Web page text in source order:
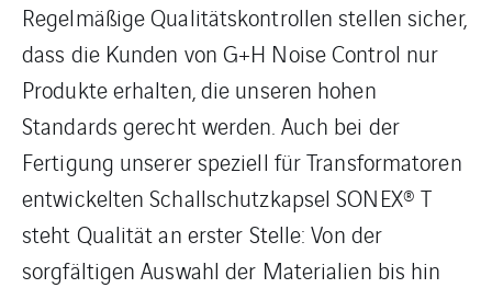
Regelmäßige Qualitätskontrollen stellen sicher,
dass die Kunden von G+H Noise Control nur
Produkte erhalten, die unseren hohen
Standards gerecht werden. Auch bei der
Fertigung unserer speziell für Transformatoren
entwickelten Schallschutzkapsel SONEX® T
steht Qualität an erster Stelle: Von der
sorgfältigen Auswahl der Materialien bis hin